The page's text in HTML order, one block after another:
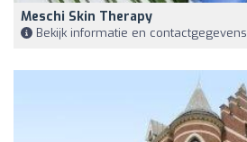
Meschi Skin Therapy
Bekijk informatie en contactgegevens